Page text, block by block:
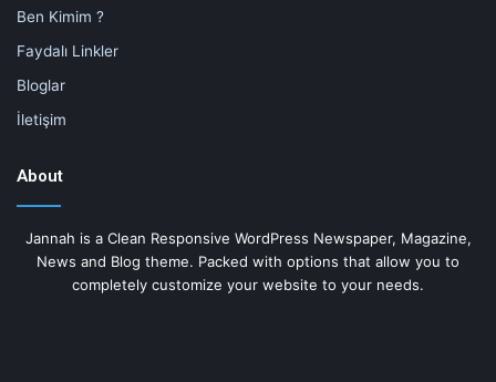
Ben Kimim ?
Faydalı Linkler
Bloglar
İletişim
About
Jannah is a Clean Responsive WordPress Newspaper, Magazine,
News and Blog theme. Packed with options that allow you to
completely customize your website to your needs.